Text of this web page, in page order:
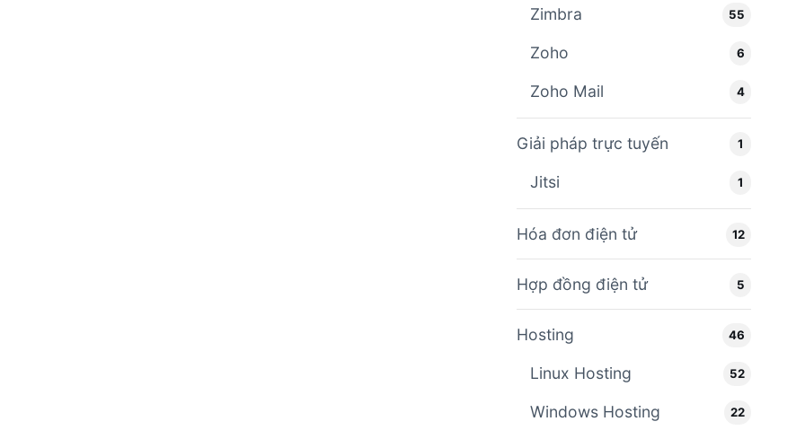
Zimbra 55
Zoho 6
Zoho Mail 4
Giải pháp trực tuyến 1
Jitsi 1
Hóa đơn điện tử 12
Hợp đồng điện tử 5
Hosting 46
Linux Hosting 52
Windows Hosting 22